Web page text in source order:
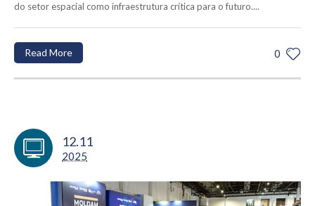
do setor espacial como infraestrutura crítica para o futuro....
0
Read More
12.11
2025